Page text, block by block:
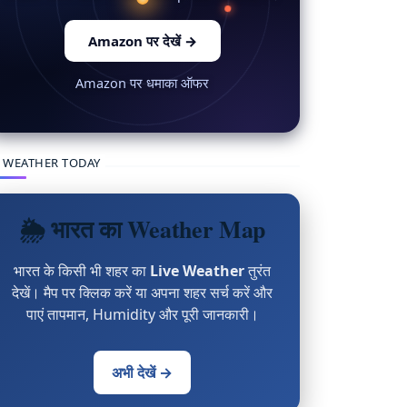
Amazon पर देखें →
Amazon पर धमाका ऑफर
TODAY
🌦 भारत का Weather Map
भारत के किसी भी शहर का Live Weatherतुरंत
देखें। मैप पर क्लिक करें या अपना शहर सर्च करें और
पाएं तापमान, Humidity और पूरी जानकारी।
अभी देखें →